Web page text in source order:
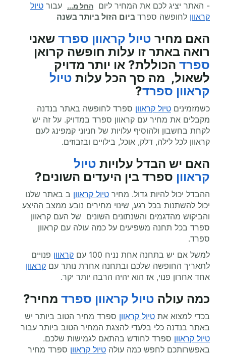
- האתר יציג לכם את המחיר ליום החל מ... עבור טיול
קראוון לחופשה ספרד ביום הזול ביותר בשנה
האם מחיר טיול קראוון ספרד שאני
רואה באתר זו עלות חופשה קרואן
ספרד הכוללת? או יותר מדויק
לשאול, מה סך הכל עלות טיול
קראוון ספרד?
כשמזמינים טיול קראוון ספרד לחופשה באתר בנדנה
מקבלים את מחיר עם קראוון ספרד במדויק. על זה יש
לקחת בחשבון ולהוסיף עלויות של חניוני קמפינג לעם
קראוון לכל לילה, דלק, אוכל, בילויים ובזבוזים.
האם יש הבדל עלויות טיול
קראוון ספרד בין היעדים השונים?
ההבדל יכול להיות גדול. מחיר טיול קראוון ב באתר שלנו
יכול להשתנות בכל רגע, שינוי מחירים נובע ממצב ההיצע
והביקוש מהדגמים והשנתונים השונים של העם קראוון
ספרד בכל תחנה משפיעים על כמה עולה עם קראוון
ספרד.
למשל אם יש בתחנה אחת נניח 100 עם
קראוון פנויים
לתאריך החופשה שלכם ובתחנה אחרת נותר עם קראוון
אחד אחרון פנוי, אז הוא יהיה הרבה יותר יקר.
כמה עולה טיול קראוון ספרד מחיר?
בכדי למצוא את טיול קראוון ספרד מחיר הטוב ביותר יש
באתר בנדנה כלי בלעדי להצגת המחיר הטוב ביותר עבור
טיול קראוון ספרד לחודש בהתאם לגמישות שלכם.
באפשרותכם לחפש כמה עולה טיול קראוון ספרד מחיר